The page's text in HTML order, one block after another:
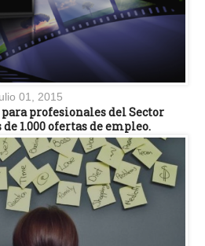
01, 2015
profesionales del Sector
1.000 ofertas de empleo.